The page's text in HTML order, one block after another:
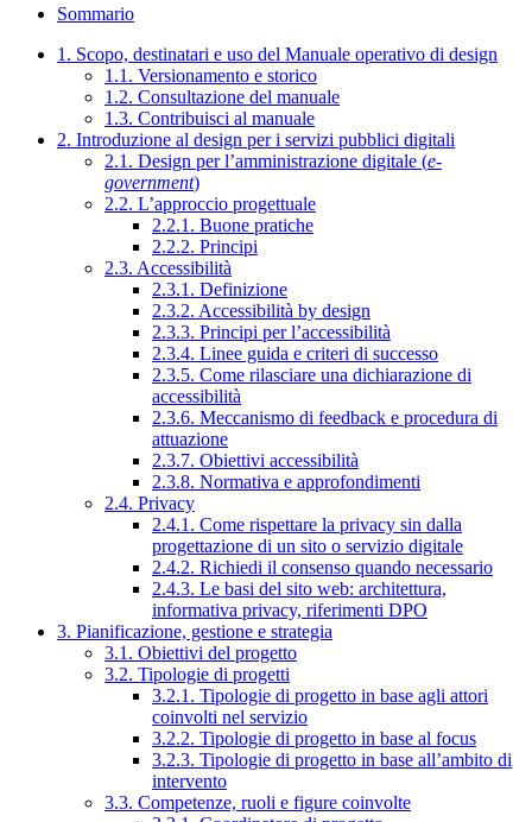
Sommario
1. Scopo, destinatari e uso del Manuale operativo di design
1.1. Versionamento e storico
1.2. Consultazione del manuale
1.3. Contribuisci al manuale
2. Introduzione al design per i servizi pubblici digitali
2.1. Design per l’amministrazione digitale (e-
government)
2.2. L’approccio progettuale
2.2.1. Buone pratiche
2.2.2. Principi
2.3. Accessibilità
2.3.1. Definizione
2.3.2. Accessibilità by design
2.3.3. Principi per l’accessibilità
2.3.4. Linee guida e criteri di successo
2.3.5. Come rilasciare una dichiarazione di
accessibilità
2.3.6. Meccanismo di feedback e procedura di
attuazione
2.3.7. Obiettivi accessibilità
2.3.8. Normativa e approfondimenti
2.4. Privacy
2.4.1. Come rispettare la privacy sin dalla
progettazione di un sito o servizio digitale
2.4.2. Richiedi il consenso quando necessario
2.4.3. Le basi del sito web: architettura,
informativa privacy, riferimenti DPO
3. Pianificazione, gestione e strategia
3.1. Obiettivi del progetto
3.2. Tipologie di progetti
3.2.1. Tipologie di progetto in base agli attori
coinvolti nel servizio
3.2.2. Tipologie di progetto in base al focus
3.2.3. Tipologie di progetto in base all’ambito di
intervento
3.3. Competenze, ruoli e figure coinvolte